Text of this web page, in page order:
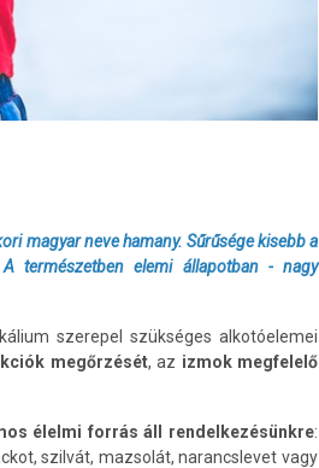
magyar neve hamany. Sűrűsége kisebb a
természetben elemi állapotban - nagy
szerepel szükséges alkotóelemei
megőrzését, az izmok megfelelő
élelmi forrás áll rendelkezésünkre:
szilvát, mazsolát, narancslevet vagy